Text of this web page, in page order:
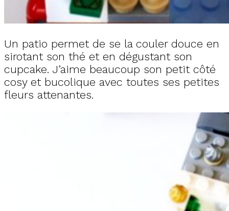
Un patio permet de se la couler douce en
sirotant son thé et en dégustant son
cupcake. J’aime beaucoup son petit côté
cosy et bucolique avec toutes ses petites
fleurs attenantes.